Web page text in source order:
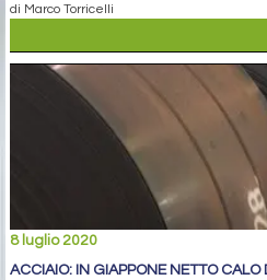
di Marco Torricelli
8 luglio 2020
ACCIAIO: IN GIAPPONE NETTO CALO